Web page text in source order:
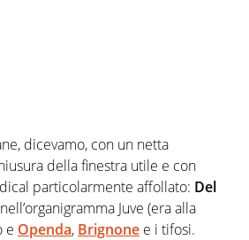
dicevamo, con un netta
della finestra utile e con
particolarmente affollato: Del
Juve (era alla
e Openda, Brignone e i tifosi.